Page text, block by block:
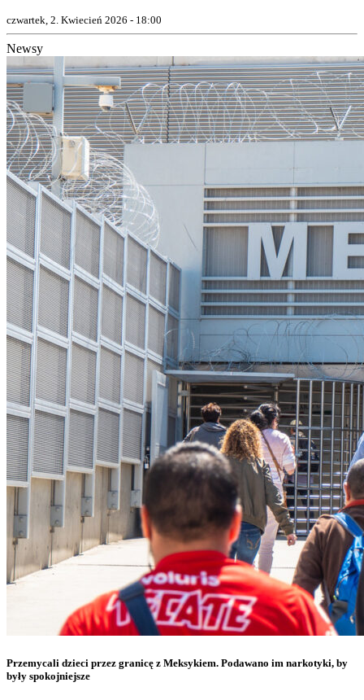
czwartek, 2. Kwiecień 2026 - 18:00
Newsy
Przemycali dzieci przez granicę z Meksykiem. Podawano im narkotyki, by
były spokojniejsze